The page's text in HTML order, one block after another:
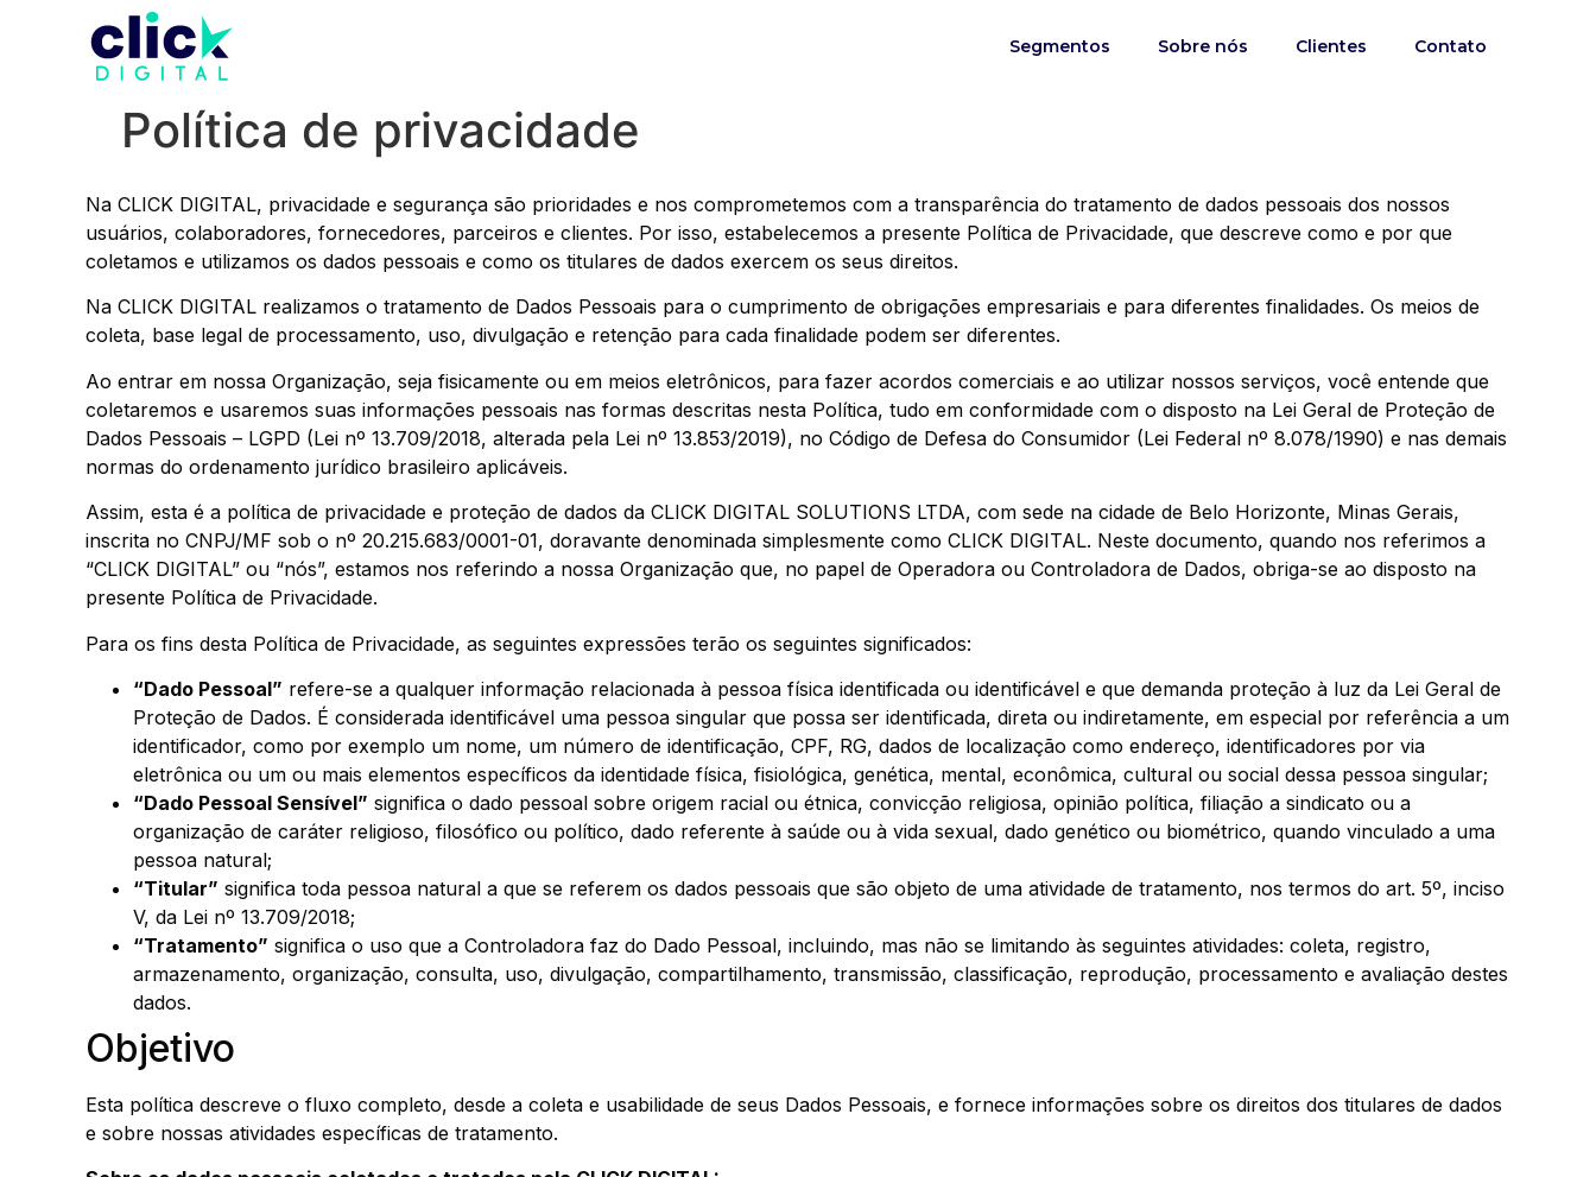
Segmentos Sobre nós Clientes Contato
Política de privacidade
Na CLICK DIGITAL, privacidade e segurança são prioridades e nos comprometemos com a transparência do tratamento de dados pessoais dos nossos
usuários, colaboradores, fornecedores, parceiros e clientes. Por isso, estabelecemos a presente Política de Privacidade, que descreve como e por que
coletamos e utilizamos os dados pessoais e como os titulares de dados exercem os seus direitos.
Na CLICK DIGITAL realizamos o tratamento de Dados Pessoais para o cumprimento de obrigações empresariais e para diferentes finalidades. Os meios de
coleta, base legal de processamento, uso, divulgação e retenção para cada finalidade podem ser diferentes.
Ao entrar em nossa Organização, seja fisicamente ou em meios eletrônicos, para fazer acordos comerciais e ao utilizar nossos serviços, você entende que
coletaremos e usaremos suas informações pessoais nas formas descritas nesta Política, tudo em conformidade com o disposto na Lei Geral de Proteção de
Dados Pessoais – LGPD (Lei nº 13.709/2018, alterada pela Lei nº 13.853/2019), no Código de Defesa do Consumidor (Lei Federal nº 8.078/1990) e nas demais
normas do ordenamento jurídico brasileiro aplicáveis.
Assim, esta é a política de privacidade e proteção de dados da CLICK DIGITAL SOLUTIONS LTDA, com sede na cidade de Belo Horizonte, Minas Gerais,
inscrita no CNPJ/MF sob o nº 20.215.683/0001-01, doravante denominada simplesmente como CLICK DIGITAL. Neste documento, quando nos referimos a
“CLICK DIGITAL” ou “nós”, estamos nos referindo a nossa Organização que, no papel de Operadora ou Controladora de Dados, obriga-se ao disposto na
presente Política de Privacidade.
Para os fins desta Política de Privacidade, as seguintes expressões terão os seguintes significados:
“Dado Pessoal” refere-se a qualquer informação relacionada à pessoa física identificada ou identificável e que demanda proteção à luz da Lei Geral de
Proteção de Dados. É considerada identificável uma pessoa singular que possa ser identificada, direta ou indiretamente, em especial por referência a um
identificador, como por exemplo um nome, um número de identificação, CPF, RG, dados de localização como endereço, identificadores por via
eletrônica ou um ou mais elementos específicos da identidade física, fisiológica, genética, mental, econômica, cultural ou social dessa pessoa singular;
“Dado Pessoal Sensível” significa o dado pessoal sobre origem racial ou étnica, convicção religiosa, opinião política, filiação a sindicato ou a
organização de caráter religioso, filosófico ou político, dado referente à saúde ou à vida sexual, dado genético ou biométrico, quando vinculado a uma
pessoa natural;
“Titular” significa toda pessoa natural a que se referem os dados pessoais que são objeto de uma atividade de tratamento, nos termos do art. 5º, inciso
V, da Lei nº 13.709/2018;
“Tratamento” significa o uso que a Controladora faz do Dado Pessoal, incluindo, mas não se limitando às seguintes atividades: coleta, registro,
armazenamento, organização, consulta, uso, divulgação, compartilhamento, transmissão, classificação, reprodução, processamento e avaliação destes
dados.
Objetivo
Esta política descreve o fluxo completo, desde a coleta e usabilidade de seus Dados Pessoais, e fornece informações sobre os direitos dos titulares de dados
e sobre nossas atividades específicas de tratamento.